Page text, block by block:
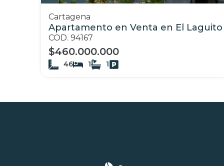
Cartagena
Apartamento en Venta en El Laguito
COD. 94167
$460.000.000
46 1 1